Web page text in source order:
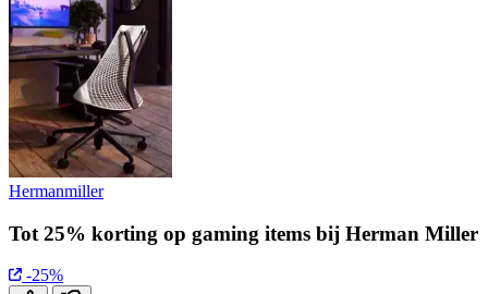
Hermanmiller
Tot 25% korting op gaming items bij Herman Miller
-25%